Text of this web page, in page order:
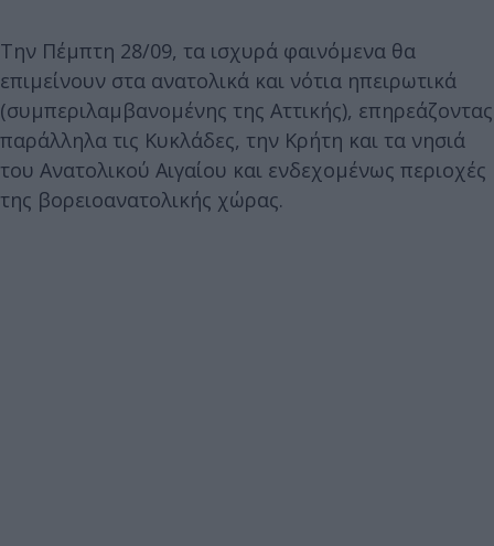
Την Πέμπτη 28/09, τα ισχυρά φαινόμενα θα
επιμείνουν στα ανατολικά και νότια ηπειρωτικά
(συμπεριλαμβανομένης της Αττικής), επηρεάζοντας
παράλληλα τις Κυκλάδες, την Κρήτη και τα νησιά
του Ανατολικού Αιγαίου και ενδεχομένως περιοχές
της βορειοανατολικής χώρας.